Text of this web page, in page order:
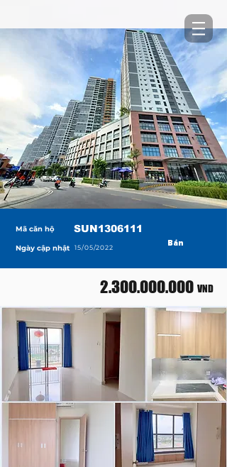
Mã căn hộ
Ngày cập nhật
SUN1306111
15/05/2022 Bán
VND
2.300.000.000